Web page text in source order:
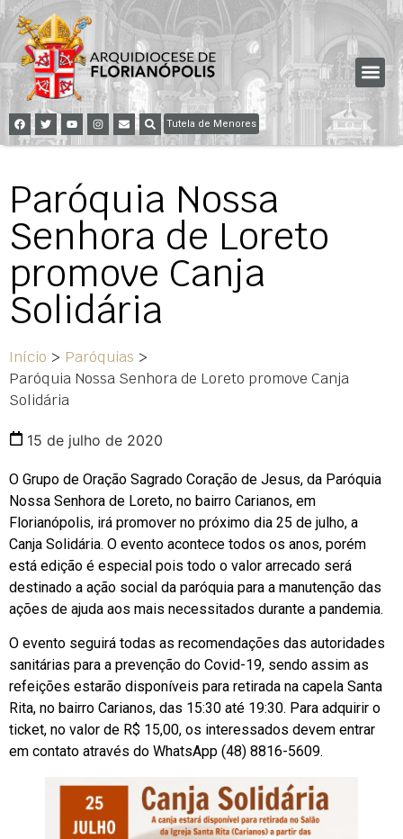
Tutela de Menores
Paróquia Nossa
Senhora de Loreto
promove Canja
Solidária
Início > Paróquias >
Paróquia Nossa Senhora de Loreto promove Canja
Solidária
15 de julho de 2020
O Grupo de Oração Sagrado Coração de Jesus, da Paróquia
Nossa Senhora de Loreto, no bairro Carianos, em
Florianópolis, irá promover no próximo dia 25 de julho, a
Canja Solidária. O evento acontece todos os anos, porém
está edição é especial pois todo o valor arrecado será
destinado a ação social da paróquia para a manutenção das
ações de ajuda aos mais necessitados durante a pandemia.
O evento seguirá todas as recomendações das autoridades
sanitárias para a prevenção do Covid-19, sendo assim as
refeições estarão disponíveis para retirada na capela Santa
Rita, no bairro Carianos, das 15:30 até 19:30. Para adquirir o
ticket, no valor de R$ 15,00, os interessados devem entrar
em contato através do WhatsApp (48) 8816-5609.